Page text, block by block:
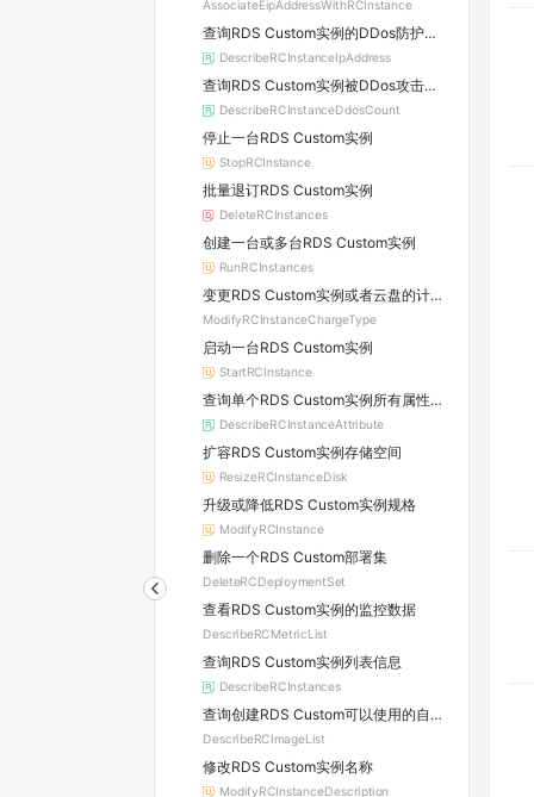
AssociateEipAddressWithRCInstance
查询RDS Custom实例的DDos防护信息及所属原生防护实例的详情
DescribeRCInstanceIpAddress
查询RDS Custom实例被DDos攻击的数量
DescribeRCInstanceDdosCount
停止一台RDS Custom实例
StopRCInstance
批量退订RDS Custom实例
DeleteRCInstances
创建一台或多台RDS Custom实例
RunRCInstances
变更RDS Custom实例或者云盘的计费方式
ModifyRCInstanceChargeType
启动一台RDS Custom实例
StartRCInstance
查询单个RDS Custom实例所有属性信息
DescribeRCInstanceAttribute
扩容RDS Custom实例存储空间
ResizeRCInstanceDisk
升级或降低RDS Custom实例规格
ModifyRCInstance
删除一个RDS Custom部署集
DeleteRCDeploymentSet
查看RDS Custom实例的监控数据
DescribeRCMetricList
查询RDS Custom实例列表信息
DescribeRCInstances
查询创建RDS Custom可以使用的自定义镜像列表
DescribeRCImageList
修改RDS Custom实例名称
ModifyRCInstanceDescription